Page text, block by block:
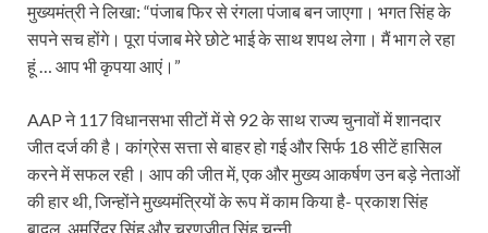
मुख्यमंत्री ने लिखा: “पंजाब फिर से रंगला पंजाब बन जाएगा। भगत सिंह के
सपने सच होंगे। पूरा पंजाब मेरे छोटे भाई के साथ शपथ लेगा। मैं भाग ले रहा
हूं … आप भी कृपया आएं।”
AAP ने 117 विधानसभा सीटों में से 92 के साथ राज्य चुनावों में शानदार
जीत दर्ज की है। कांग्रेस सत्ता से बाहर हो गई और सिर्फ 18 सीटें हासिल
करने में सफल रही। आप की जीत में, एक और मुख्य आकर्षण उन बड़े नेताओं
की हार थी, जिन्होंने मुख्यमंत्रियों के रूप में काम किया है- प्रकाश सिंह
बादल, अमरिंदर सिंह और चरणजीत सिंह चन्नी